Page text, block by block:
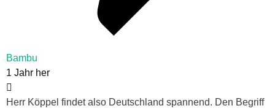
Bambu
1 Jahr her
Herr Köppel findet also Deutschland spannend. Den Begriff